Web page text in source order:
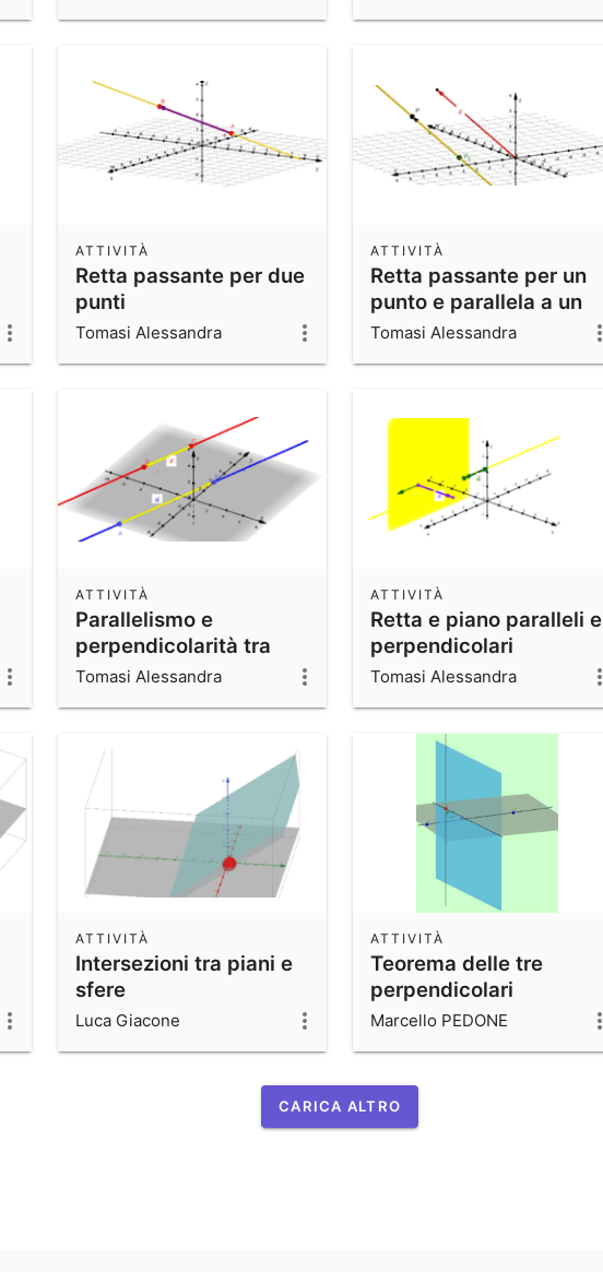
Retta passante per due
punti
ATTIVITÀ
Tomasi Alessandra
Retta passante per un
punto e parallela a un
vettore
ATTIVITÀ
Tomasi Alessandra
Parallelismo e
perpendicolarità tra
rette
ATTIVITÀ
Tomasi Alessandra
Retta e piano paralleli e
perpendicolari
ATTIVITÀ
Tomasi Alessandra
Intersezioni tra piani e
sfere
ATTIVITÀ
Luca Giacone
Teorema delle tre
perpendicolari
ATTIVITÀ
Marcello PEDONE
CARICA ALTRO